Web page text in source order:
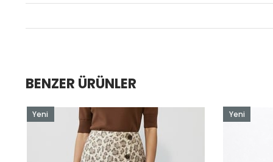
BENZER ÜRÜNLER
Yeni
Yeni